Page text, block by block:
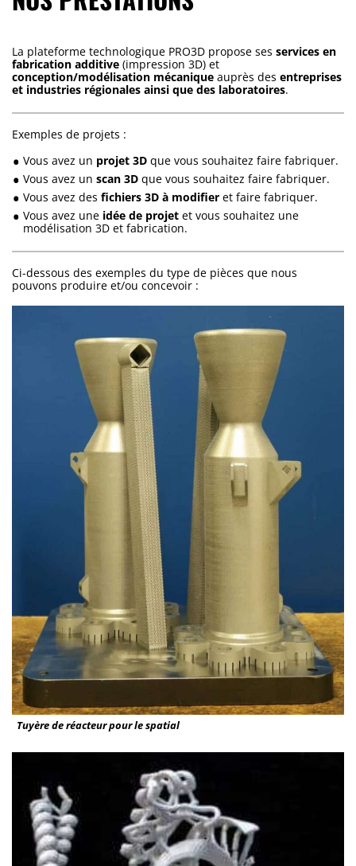
La plateforme technologique PRO3D propose ses services en
fabrication additive (impression 3D) et
conception/modélisation mécanique auprès des entreprises
et industries régionales ainsi que des laboratoires.
Exemples de projets :
Vous avez un projet 3D que vous souhaitez faire fabriquer.
Vous avez un scan 3D que vous souhaitez faire fabriquer.
Vous avez des fichiers 3D à modifier et faire fabriquer.
Vous avez une idée de projet et vous souhaitez une
modélisation 3D et fabrication.
Ci-dessous des exemples du type de pièces que nous
pouvons produire et/ou concevoir :
Tuyère de réacteur pour le spatial